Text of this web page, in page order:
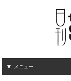
メニュー